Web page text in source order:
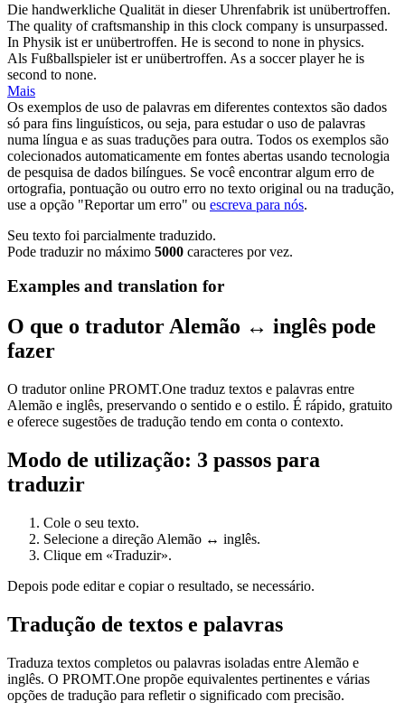
Die handwerkliche Qualität in dieser Uhrenfabrik ist unübertroffen.
The quality of craftsmanship in this clock company is unsurpassed.
In Physik ist erunübertroffen. He is second to none in physics.
Als Fußballspieler ist erunübertroffen. As a soccer player he is
second to none.
Mais
Os exemplos de uso de palavras em diferentes contextos são dados
só para fins linguísticos, ou seja, para estudar o uso de palavras
numa língua e as suas traduções para outra. Todos os exemplos são
colecionados automaticamente em fontes abertas usando tecnologia
de pesquisa de dados bilíngues. Se você encontrar algum erro de
ortografia, pontuação ou outro erro no texto original ou na tradução,
use a opção "Reportar um erro" ou escreva para nós.
Seu texto foi parcialmente traduzido.
Pode traduzir no máximo 5000 caracteres por vez.
Examples and translation for
O que o tradutor Alemão ↔ inglês pode
fazer
O tradutor online PROMT.One traduz textos e palavras entre
Alemão e inglês, preservando o sentido e o estilo. É rápido, gratuito
e oferece sugestões de tradução tendo em conta o contexto.
Modo de utilização: 3 passos para
traduzir
Cole o seu texto.
Selecione a direção Alemão ↔ inglês.
Clique em «Traduzir».
Depois pode editar e copiar o resultado, se necessário.
Tradução de textos e palavras
Traduza textos completos ou palavras isoladas entre Alemão e
inglês. O PROMT.One propõe equivalentes pertinentes e várias
opções de tradução para refletir o significado com precisão.